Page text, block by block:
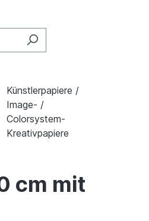
Künstlerpapiere /
Image- /
Colorsystem-
Kreativpapiere
cm mit